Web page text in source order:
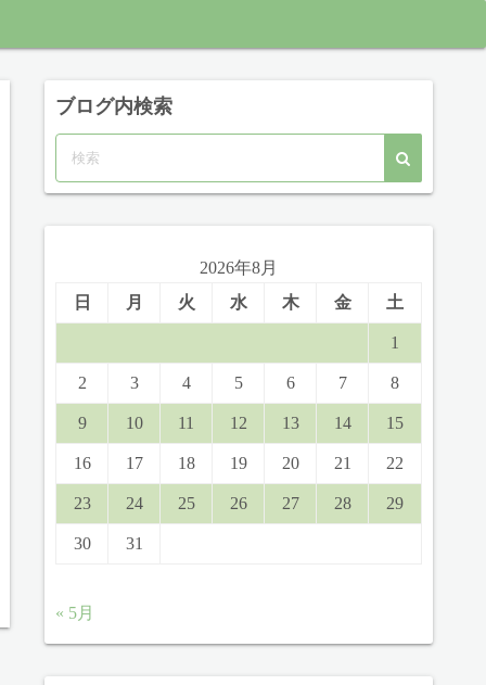
ブログ内検索
2026年8月
日
月 火 水 木 金 土
1
2 3 4 5 6 7 8
9 10 11 12 13 14 15
16 17 18 19 20 21 22
23 24 25 26 27 28 29
30 31
« 5月